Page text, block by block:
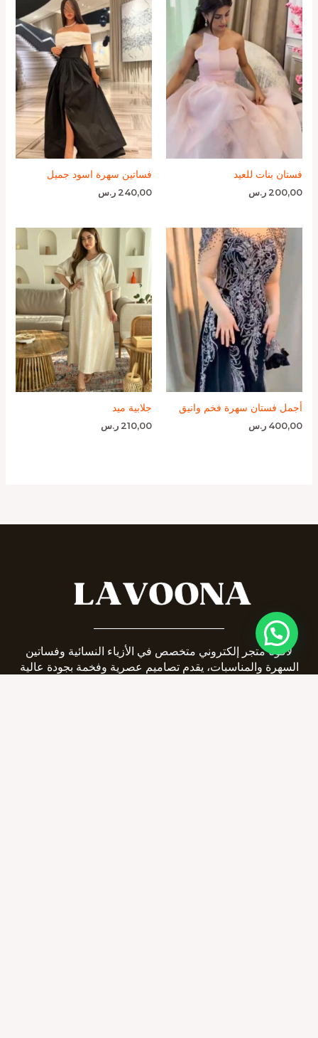
فستان بنات للعيد
200,00 ر.س
فساتين سهرة اسود جميل
240,00 ر.س
أجمل فستان سهرة فخم وانيق
400,00 ر.س
جلابية ميد
210,00 ر.س
لافونا متجر إلكتروني متخصص في الأزياء النسائية وفساتين
السهرة والمناسبات، يقدم تصاميم عصرية وفخمة بجودة عالية